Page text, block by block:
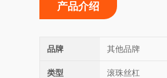
产品介绍
品牌 其他品牌
类型 滚珠丝杠